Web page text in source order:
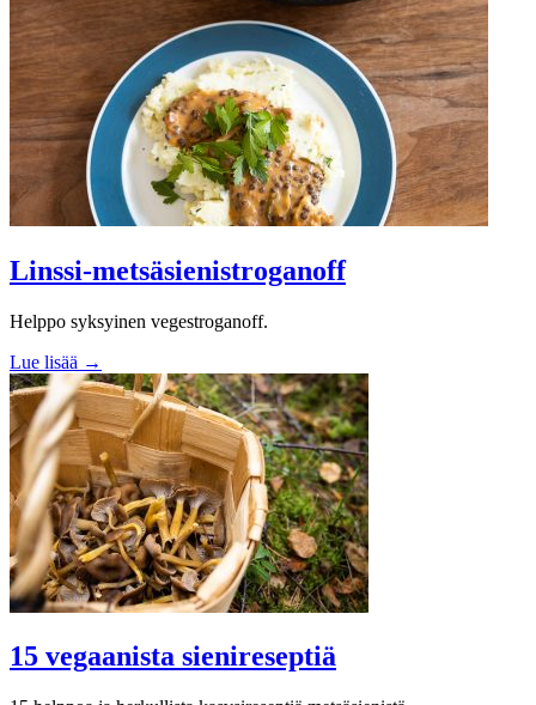
Linssi-metsäsienistroganoff
Helppo syksyinen vegestroganoff.
Lue lisää →
15 vegaanista sienireseptiä